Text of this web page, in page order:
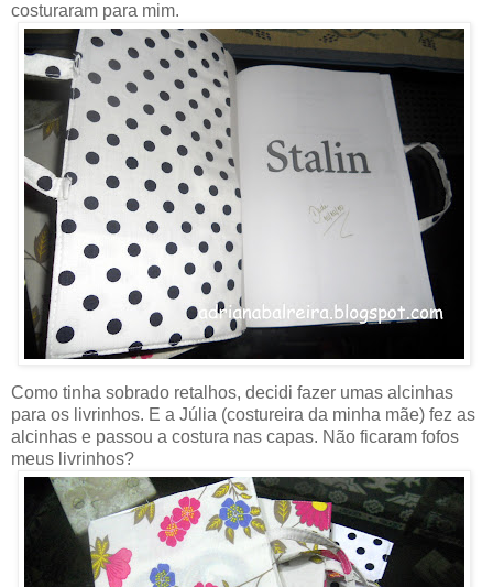
costuraram para mim.
Como tinha sobrado retalhos, decidi fazer umas alcinhas
para os livrinhos. E a Júlia (costureira da minha mãe) fez as
alcinhas e passou a costura nas capas. Não ficaram fofos
meus livrinhos?